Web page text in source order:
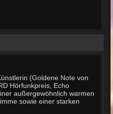
(Goldene Note von
Hörfunkpreis, Echo
außergewöhnlich warmen
sowie einer starken